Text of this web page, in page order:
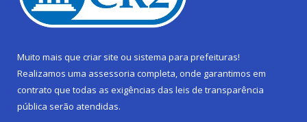
Muito mais que criar site ou sistema para prefeituras!
Realizamos uma assessoria completa, onde garantimos em
contrato que todas as exigências das leis de transparência
pública serão atendidas.